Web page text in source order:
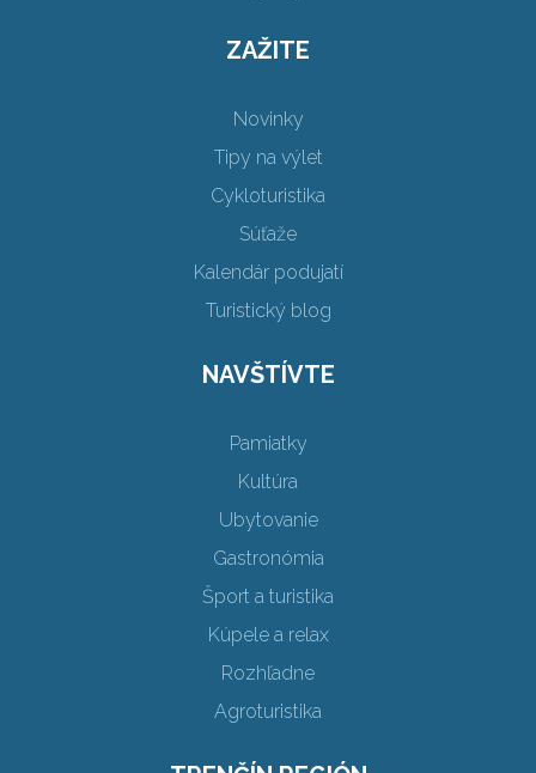
ZAŽITE
Novinky
Tipy na výlet
Cykloturistika
Súťaže
Kalendár podujatí
Turistický blog
NAVŠTÍVTE
Pamiatky
Kultúra
Ubytovanie
Gastronómia
Šport a turistika
Kúpele a relax
Rozhľadne
Agroturistika